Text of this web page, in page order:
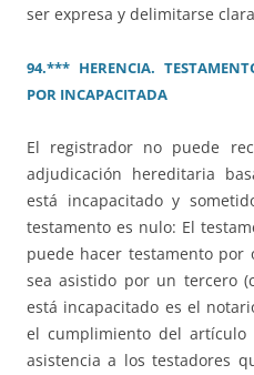
ser expresa y delimitarse
94.*** HERENCIA.
POR INCAPACITADA
El registrador no puede
adjudicación hereditaria
está incapacitado y
testamento es nulo: El
puede hacer testamento
sea asistido por un tercero
está incapacitado es el
el cumplimiento del artículo
asistencia a los testadores